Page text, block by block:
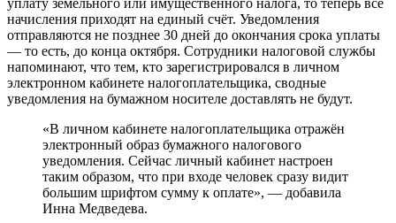
начисления приходят на единый счёт. Уведомления
отправляются не позднее 30 дней до окончания срока уплаты
— то есть, до конца октября. Сотрудники налоговой службы
напоминают, что тем, кто зарегистрировался в личном
электронном кабинете налогоплательщика, сводные
уведомления на бумажном носителе доставлять не будут.
«В личном кабинете налогоплательщика отражён
электронный образ бумажного налогового
уведомления. Сейчас личный кабинет настроен
таким образом, что при входе человек сразу видит
большим шрифтом сумму к оплате», — добавила
Инна Медведева.